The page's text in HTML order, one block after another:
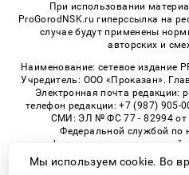
При использовании
ProGorodNSK.ru гиперссылка на
случае будут применены
авторских и
Наименование: сетевое издание
Учредитель: ООО «Проказан».
Электронная почта редакции:
телефон редакции: +7 (987) 905-
СМИ: ЭЛ № ФС 77 - 82994 от
Федеральной службой по
информационных технологий
Возрастная
Мы используем cookie. Во